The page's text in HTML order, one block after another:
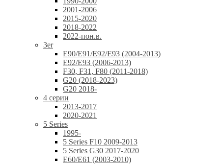
2001-2006
2015-2020
2018-2022
2022-пон.в.
3er
E90/E91/E92/E93 (2004-2013)
E92/E93 (2006-2013)
F30, F31, F80 (2011-2018)
G20 (2018-2023)
G20 2018-
4 серии
2013-2017
2020-2021
5 Series
1995-
5 Series F10 2009-2013
5 Series G30 2017-2020
E60/E61 (2003-2010)